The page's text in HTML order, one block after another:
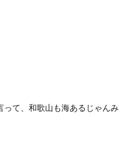
って、和歌山も海あるじゃんみ